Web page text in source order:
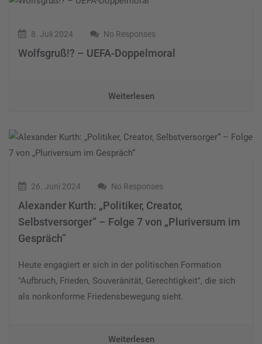
8. Juli 2024 No Responses
Wolfsgruß!? – UEFA-Doppelmoral
Weiterlesen
26. Juni 2024 No Responses
Alexander Kurth: „Politiker, Creator,
Selbstversorger“ – Folge 7 von „Pluriversum im
Gespräch“
Heute engagiert er sich in der politischen Formation
"Aufbruch, Frieden, Souveränität, Gerechtigkeit", die sich
als nonkonforme Friedensbewegung sieht.
Weiterlesen